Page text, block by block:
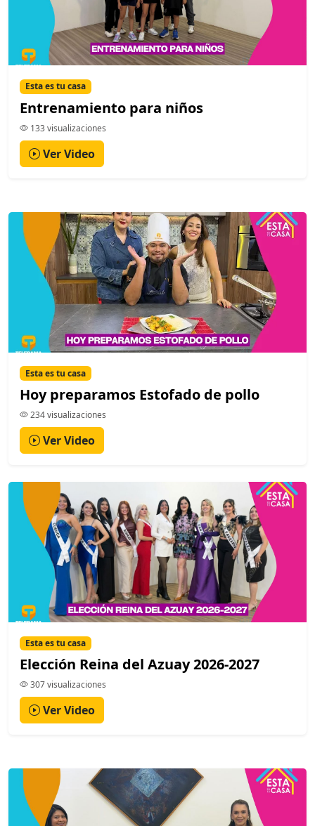
Esta es tu casa
Entrenamiento para niños
133 visualizaciones
Ver Video
Esta es tu casa
Hoy preparamos Estofado de pollo
234 visualizaciones
Ver Video
Esta es tu casa
Elección Reina del Azuay 2026-2027
307 visualizaciones
Ver Video